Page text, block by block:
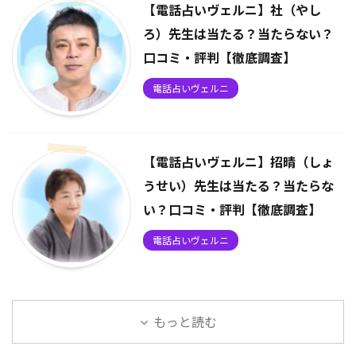
【電話占いヴェルニ】社（やし
ろ）先生は当たる？当たらない？
口コミ・評判【徹底調査】
電話占いヴェルニ
【電話占いヴェルニ】招晴（しょ
うせい）先生は当たる？当たらな
い？口コミ・評判【徹底調査】
電話占いヴェルニ
もっと読む